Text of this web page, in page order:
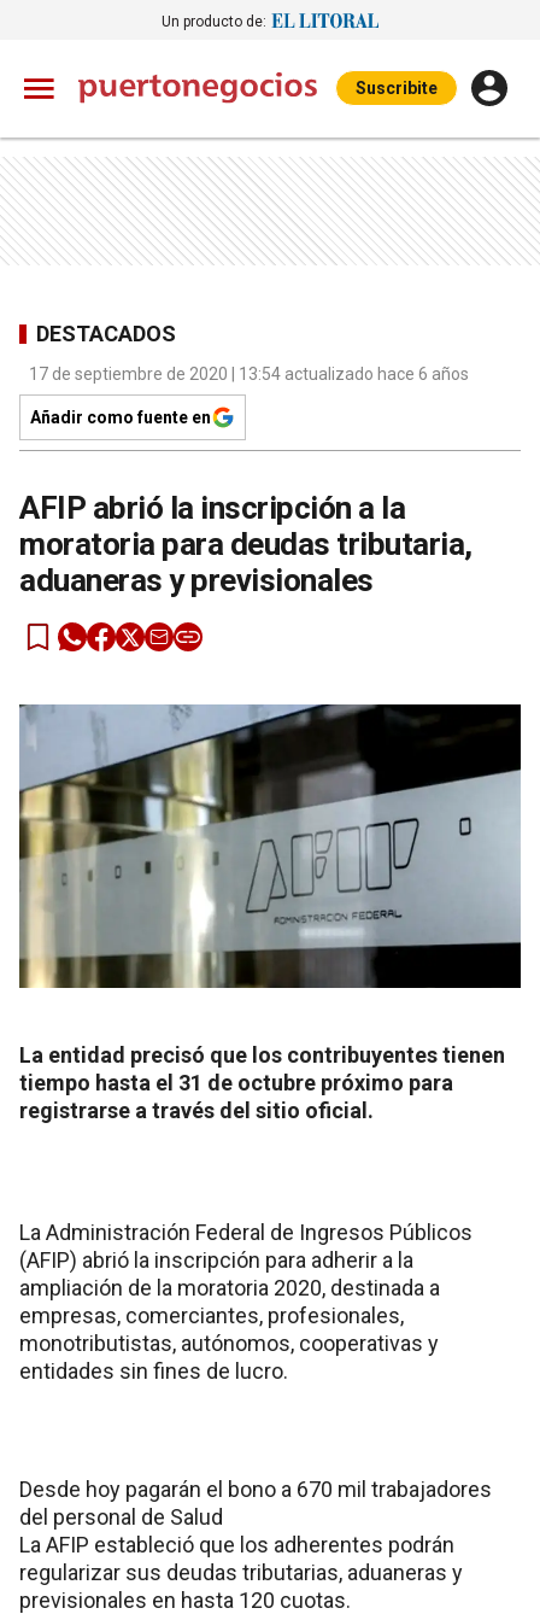
Un producto de:
Suscribite
DESTACADOS
17 de septiembre de 2020 | 13:54 actualizado hace 6 años
Añadir como fuente en
AFIP abrió la inscripción a la
moratoria para deudas tributaria,
aduaneras y previsionales
La entidad precisó que los contribuyentes tienen
tiempo hasta el 31 de octubre próximo para
registrarse a través del sitio oficial.
La Administración Federal de Ingresos Públicos
(AFIP) abrió la inscripción para adherir a la
ampliación de la moratoria 2020, destinada a
empresas, comerciantes, profesionales,
monotributistas, autónomos, cooperativas y
entidades sin fines de lucro.
Desde hoy pagarán el bono a 670 mil trabajadores
del personal de Salud
La AFIP estableció que los adherentes podrán
regularizar sus deudas tributarias, aduaneras y
previsionales en hasta 120 cuotas.